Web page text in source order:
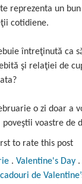
reprezenta un
cotidiene.
întreţinută ca
şi relaţiei de
o zi doar a
voastre de
to rate this post
. Valentine's Day .
de